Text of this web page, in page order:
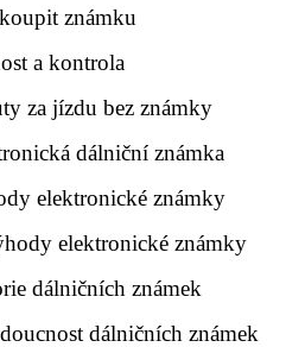
známku
a kontrola
za jízdu bez známky
dálniční známka
elektronické známky
elektronické známky
dálničních známek
dálničních známek